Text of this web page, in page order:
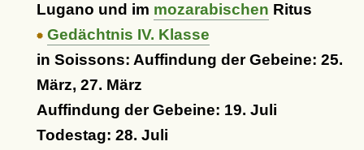
Lugano und im mozarabischen Ritus
Gedächtnis IV. Klasse
in Soissons: Auffindung der Gebeine: 25.
März, 27. März
Auffindung der Gebeine: 19. Juli
Todestag: 28. Juli